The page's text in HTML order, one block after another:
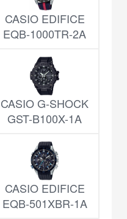
CASIO EDIFICE
EQB-1000TR-2A
CASIO G-SHOCK
GST-B100X-1A
CASIO EDIFICE
EQB-501XBR-1A